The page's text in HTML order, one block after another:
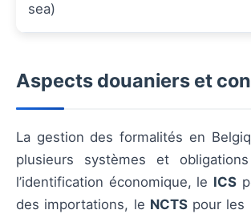
sea)
Aspects douaniers et
La gestion des formalités en
plusieurs systèmes et
l’identification économique, le ICS
des importations, le NCTSpour les